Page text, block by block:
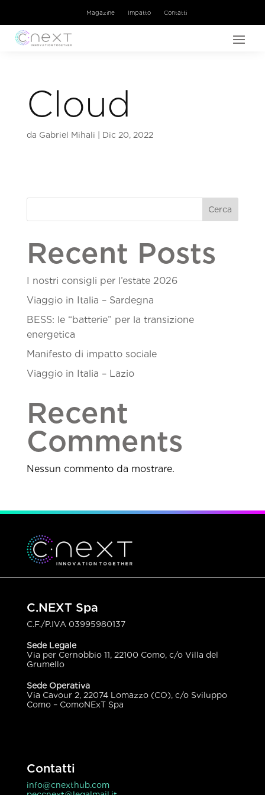
Magazine Impatto Contatti
Cloud
da Gabriel Mihali Dic 20, 2022
Cerca
Recent Posts
I nostri consigli per l’estate 2026
Viaggio in Italia – Sardegna
BESS: le “batterie” per la transizione
energetica
Manifesto di impatto sociale
Viaggio in Italia – Lazio
Recent
Comments
Nessun commento da mostrare.
C.NEXT Spa
C.F./P.IVA 03995980137
Sede Legale
Via per Cernobbio 11, 22100 Como, c/o Villa del
Grumello
Sede Operativa
Via Cavour 2, 22074 Lomazzo (CO), c/o Sviluppo
Como – ComoNExT Spa
Contatti
info@cnexthub.com